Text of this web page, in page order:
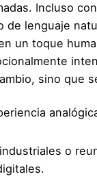
Incluso
lenguaje
un toque
sino que
o